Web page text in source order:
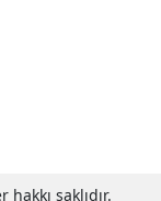
saklıdır.